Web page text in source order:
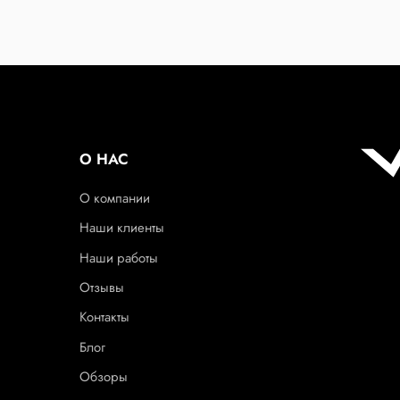
О НАС
О компании
Наши клиенты
Наши работы
Отзывы
Контакты
Блог
Обзоры